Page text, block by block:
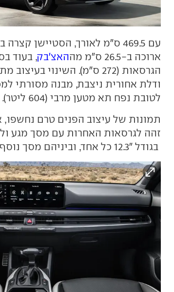
ארוכה ב-26.5 ס"מ מה
האצ'בק, בעוד
הגרסאות (272 ס"מ). השינוי
ודלת אחורית ניצבת, מבנה מסורתי
לטובת נפח תא מטען מרבי (604 ליטר).
תמונות של עיצוב הפנים טרם נחשפו,
זהה לגרסאות האחרות עם מסך מגע
בגודל "12.3 כל אחד, וביניהם מסך נוסף ("5.3) לבקרת האקלים.